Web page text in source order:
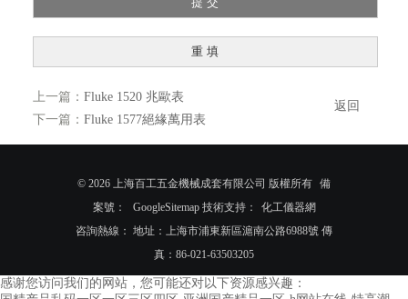
上一篇： Fluke 1520 兆歐表
下一篇： Fluke 1577絕緣萬用表
返回
© 2026 上海百工五金機械成套有限公司 版權所有 備
案號：
GoogleSitemap技術支持：
化工儀器網
咨詢熱線： 地址：上海市浦東新區滬南公路6988號 傳
真：86-021-63503205
感谢您访问我们的网站，您可能还对以下资源感兴趣：